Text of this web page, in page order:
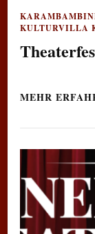
KULTURVILLA
MEHR